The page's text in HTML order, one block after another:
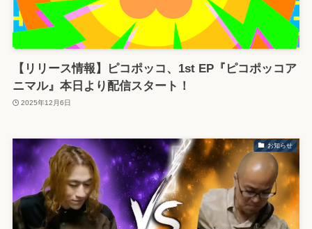
【リリース情報】ピコポッコ、1st EP『ピコポッコア
ニマル』本日より配信スタート！
2025年12月6日
お知らせ